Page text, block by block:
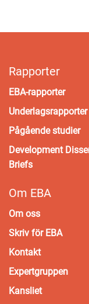
Rapporter
EBA-rapporter
Underlagsrapporter
Pågående studier
Development
Briefs
Om EBA
Om oss
Skriv för EBA
Kontakt
Expertgruppen
Kansliet